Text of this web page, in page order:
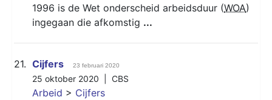
1996 is de Wet onderscheid arbeidsduur (WOA)
ingegaan die afkomstig ...
21. Cijfers 23 februari 2020
25 oktober 2020 | CBS
Arbeid > Cijfers